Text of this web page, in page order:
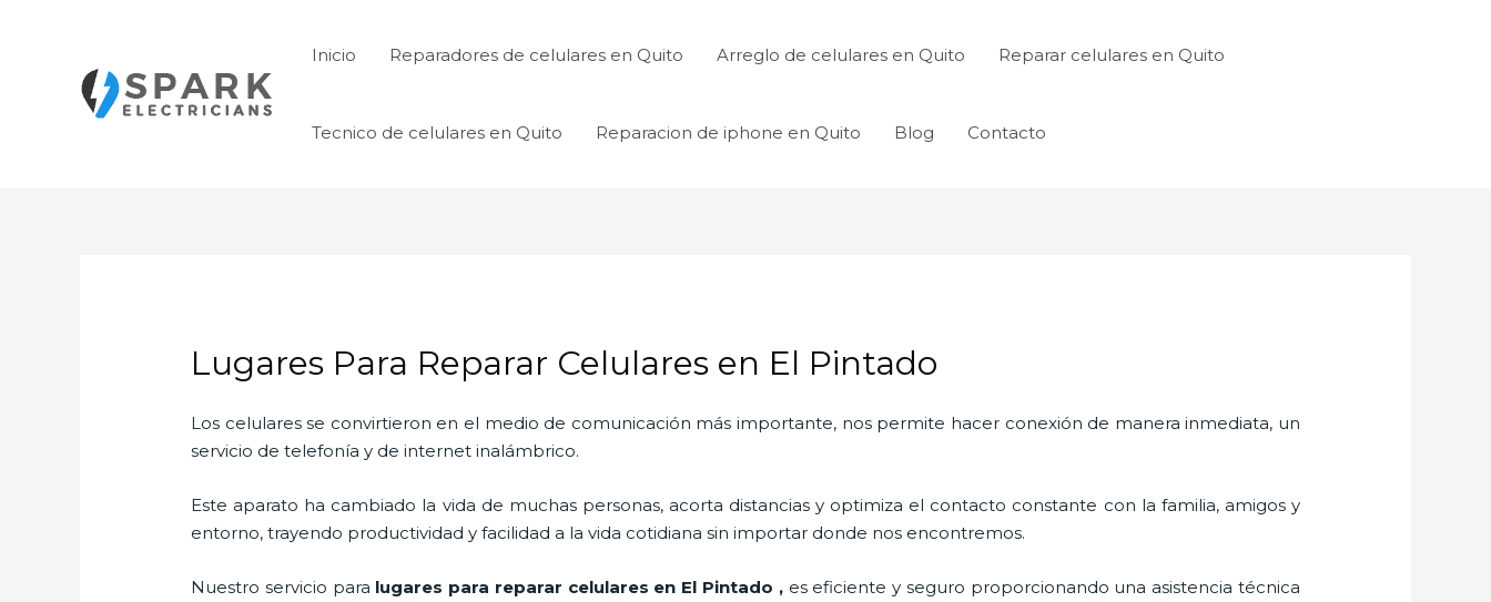
Inicio Reparadores de celulares en Quito Arreglo de celulares en Quito Reparar celulares en Quito
Tecnico de celulares en Quito Reparacion de iphone en Quito Blog Contacto
Lugares Para Reparar Celulares en El Pintado
Los celulares se convirtieron en el medio de comunicación más importante, nos permite hacer conexión de manera inmediata, un
servicio de telefonía y de internet inalámbrico.
Este aparato ha cambiado la vida de muchas personas, acorta distancias y optimiza el contacto constante con la familia, amigos y
entorno, trayendo productividad y facilidad a la vida cotidiana sin importar donde nos encontremos.
Nuestro servicio para lugares para reparar celulares en El Pintado ,es eficiente y seguro proporcionando una asistencia técnica